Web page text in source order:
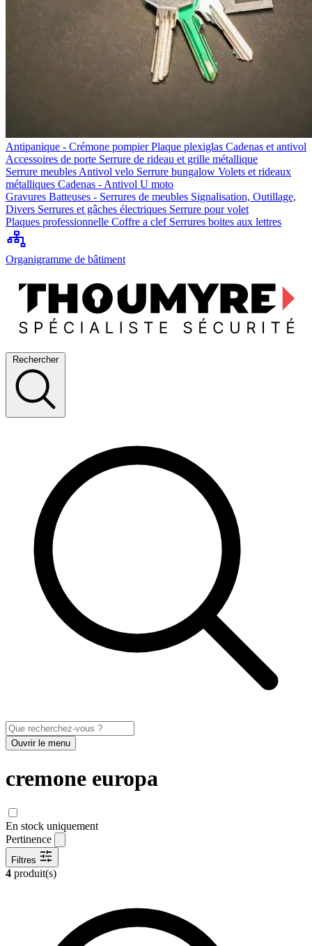
Antipanique - Crémone pompierPlaque plexiglas Cadenas et antivol
Accessoires de porte Serrure de rideau et grille métallique
Serrure meubles Antivol velo Serrure bungalow Volets et rideaux
métalliques Cadenas - Antivol U moto
Gravures Batteuses - Serrures de meubles Signalisation, Outillage,
Divers Serrures et gâches électriques Serrure pour volet
Plaques professionnelle Coffre a clef Serrures boites aux lettres
Organigramme de bâtiment
Rechercher
Ouvrir le menu
cremone europa
En stock uniquement
Pertinence
Filtres
4 produit(s)